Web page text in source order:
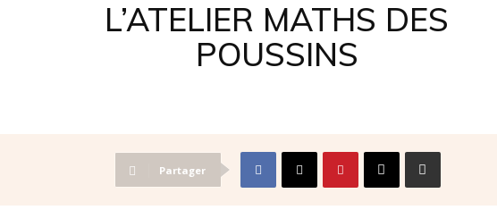
L’ATELIER MATHS DES
POUSSINS
Partager